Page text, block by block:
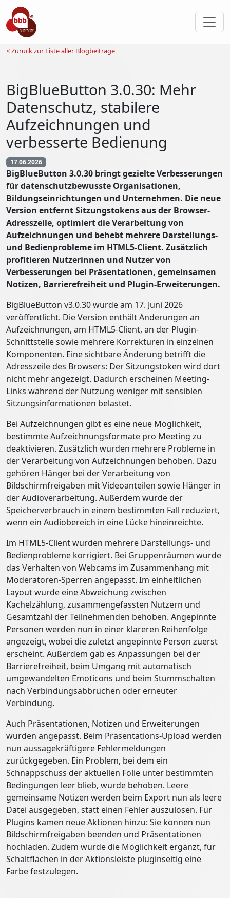
< Zurück zur Liste aller Blogbeiträge
BigBlueButton 3.0.30: Mehr
Datenschutz, stabilere
Aufzeichnungen und
verbesserte Bedienung
17.06.2026
BigBlueButton 3.0.30 bringt gezielte Verbesserungen
für datenschutzbewusste Organisationen,
Bildungseinrichtungen und Unternehmen. Die neue
Version entfernt Sitzungstokens aus der Browser-
Adresszeile, optimiert die Verarbeitung von
Aufzeichnungen und behebt mehrere Darstellungs-
und Bedienprobleme im HTML5-Client. Zusätzlich
profitieren Nutzerinnen und Nutzer von
Verbesserungen bei Präsentationen, gemeinsamen
Notizen, Barrierefreiheit und Plugin-Erweiterungen.
BigBlueButton v3.0.30 wurde am 17. Juni 2026
veröffentlicht. Die Version enthält Änderungen an
Aufzeichnungen, am HTML5-Client, an der Plugin-
Schnittstelle sowie mehrere Korrekturen in einzelnen
Komponenten. Eine sichtbare Änderung betrifft die
Adresszeile des Browsers: Der Sitzungstoken wird dort
nicht mehr angezeigt. Dadurch erscheinen Meeting-
Links während der Nutzung weniger mit sensiblen
Sitzungsinformationen belastet.
Bei Aufzeichnungen gibt es eine neue Möglichkeit,
bestimmte Aufzeichnungsformate pro Meeting zu
deaktivieren. Zusätzlich wurden mehrere Probleme in
der Verarbeitung von Aufzeichnungen behoben. Dazu
gehören Hänger bei der Verarbeitung von
Bildschirmfreigaben mit Videoanteilen sowie Hänger in
der Audioverarbeitung. Außerdem wurde der
Speicherverbrauch in einem bestimmten Fall reduziert,
wenn ein Audiobereich in eine Lücke hineinreichte.
Im HTML5-Client wurden mehrere Darstellungs- und
Bedienprobleme korrigiert. Bei Gruppenräumen wurde
das Verhalten von Webcams im Zusammenhang mit
Moderatoren-Sperren angepasst. Im einheitlichen
Layout wurde eine Abweichung zwischen
Kachelzählung, zusammengefassten Nutzern und
Gesamtzahl der Teilnehmenden behoben. Angepinnte
Personen werden nun in einer klareren Reihenfolge
angezeigt, wobei die zuletzt angepinnte Person zuerst
erscheint. Außerdem gab es Anpassungen bei der
Barrierefreiheit, beim Umgang mit automatisch
umgewandelten Emoticons und beim Stummschalten
nach Verbindungsabbrüchen oder erneuter
Verbindung.
Auch Präsentationen, Notizen und Erweiterungen
wurden angepasst. Beim Präsentations-Upload werden
nun aussagekräftigere Fehlermeldungen
zurückgegeben. Ein Problem, bei dem ein
Schnappschuss der aktuellen Folie unter bestimmten
Bedingungen leer blieb, wurde behoben. Leere
gemeinsame Notizen werden beim Export nun als leere
Datei ausgegeben, statt einen Fehler auszulösen. Für
Plugins kamen neue Aktionen hinzu: Sie können nun
Bildschirmfreigaben beenden und Präsentationen
hochladen. Zudem wurde die Möglichkeit ergänzt, für
Schaltflächen in der Aktionsleiste pluginseitig eine
Farbe festzulegen.